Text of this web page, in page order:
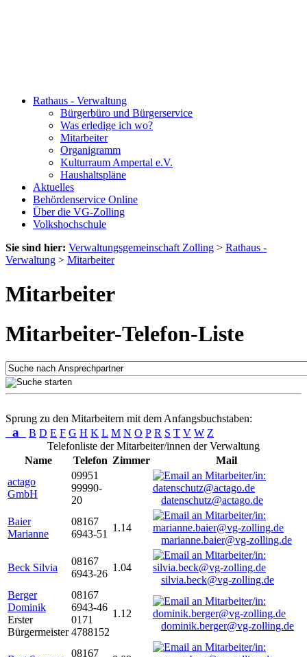
Rathaus - Verwaltung
Bürgerbüro und Bürgerservice
Was erledige ich wo?
Mitarbeiter
Organigramm
Kulturraum Ampertal e.V.
Haushaltspläne
Aktuelles
Behördenservice Online
Über die VG-Zolling
Volkshochschule
Sie sind hier: Verwaltungsgemeinschaft Zolling > Rathaus -
Verwaltung > Mitarbeiter
Mitarbeiter
Mitarbeiter-Telefon-Liste
Sprung zu den Mitarbeitern mit dem Anfangsbuchstaben:
a B D E F G H K L M N O P R S T V W Z
Telefonliste der Mitarbeiter/innen der Verwaltung
Name
Telefon Zimmer
Mail
actago
GmbH
09951
99990-
20
datenschutz@actago.de
Baier
Marianne
08167
6943-51
1.14
marianne.baier@vg-zolling.de
Beck Silvia
08167
6943-26
1.04
silvia.beck@vg-zolling.de
Berger
Dominik
Erster
Bürgermeister
08167
6943-46
0171
4788152
1.12
dominik.berger@vg-zolling.de
08167